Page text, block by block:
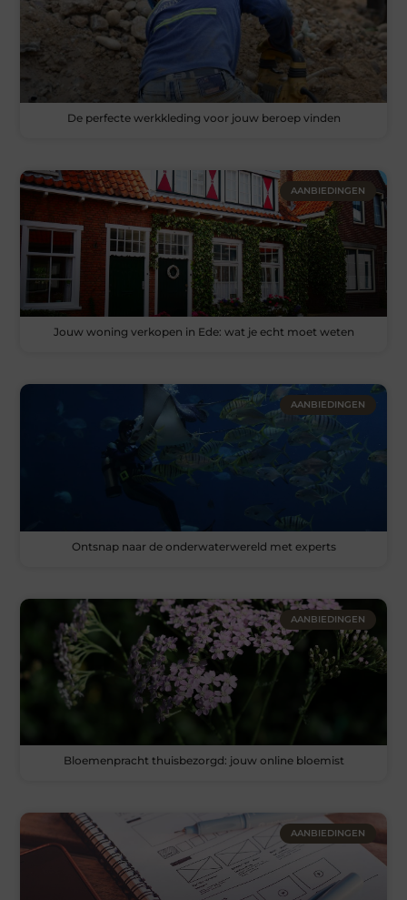
De perfecte werkkleding voor jouw beroep vinden
AANBIEDINGEN
Jouw woning verkopen in Ede: wat je echt moet weten
AANBIEDINGEN
Ontsnap naar de onderwaterwereld met experts
AANBIEDINGEN
Bloemenpracht thuisbezorgd: jouw online bloemist
AANBIEDINGEN